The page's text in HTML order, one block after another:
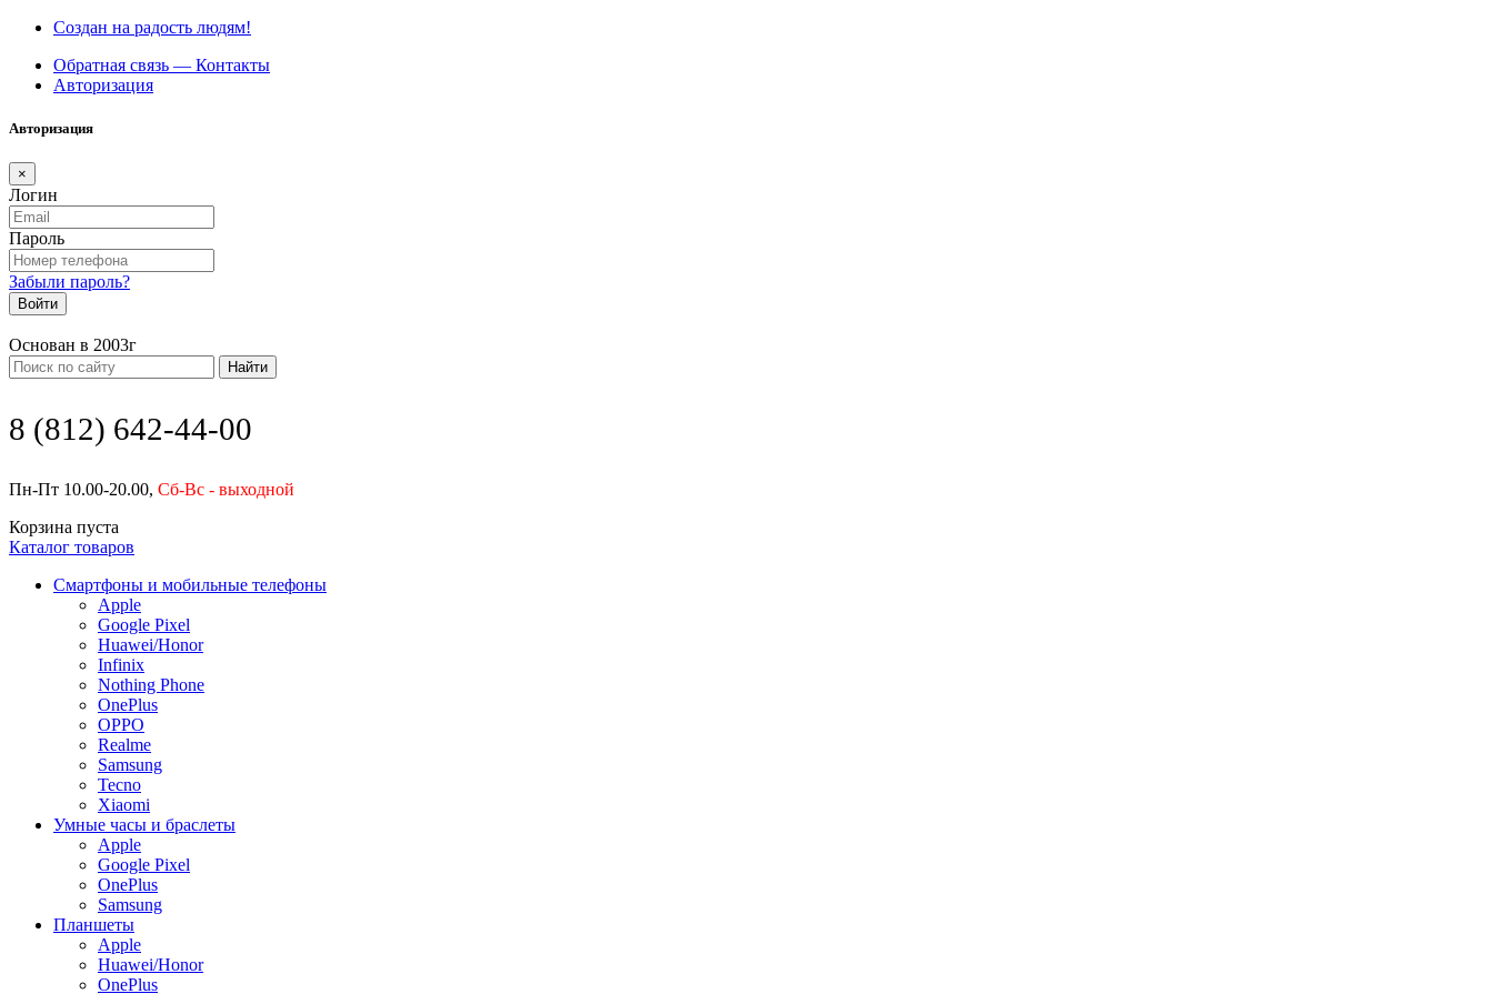
Создан на радость людям!
Обратная связь — Контакты
Авторизация
Авторизация
×
Логин
Пароль
Забыли пароль?
Войти
Основан в 2003г
Найти
8 (812) 642-44-00
Пн-Пт 10.00-20.00, Сб-Вс - выходной
Корзина пуста
Каталог товаров
Смартфоны и мобильные телефоны
Apple
Google Pixel
Huawei/Honor
Infinix
Nothing Phone
OnePlus
OPPO
Realme
Samsung
Tecno
Xiaomi
Умные часы и браслеты
Apple
Google Pixel
OnePlus
Samsung
Планшеты
Apple
Huawei/Honor
OnePlus